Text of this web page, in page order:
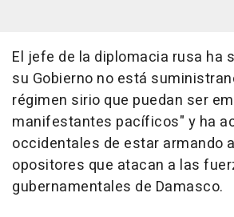
El jefe de la diplomacia rusa ha
su Gobierno no está
régimen sirio que puedan ser
manifestantes pacíficos" y ha
occidentales de estar armando
opositores que atacan a las
gubernamentales de Damasco.